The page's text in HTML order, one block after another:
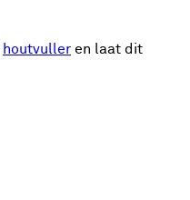
houtvuller en laat dit